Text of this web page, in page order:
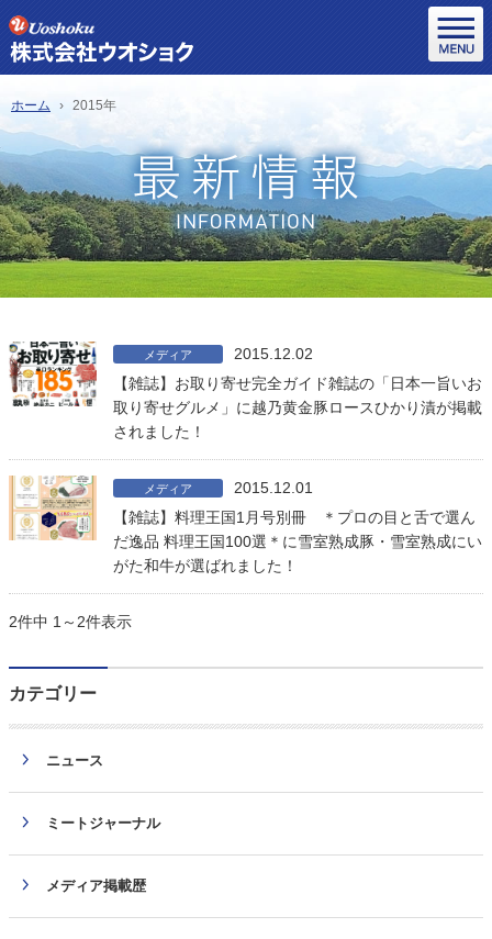
ホーム 2015年
メディア
2015.12.02
【雑誌】お取り寄せ完全ガイド雑誌の「日本一旨いお
取り寄せグルメ」に越乃黄金豚ロースひかり漬が掲載
されました！
メディア
2015.12.01
【雑誌】料理王国1月号別冊 ＊プロの目と舌で選ん
だ逸品 料理王国100選＊に雪室熟成豚・雪室熟成にい
がた和牛が選ばれました！
2件中 1～2件表示
カテゴリー
ニュース
ミートジャーナル
メディア掲載歴